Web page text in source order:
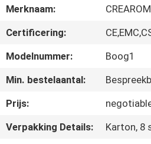
VR-
SHOW
ONS
FABRIEKSREIS
Merknaam:
Certificering:
Modelnummer:
Boog1
Min. bestelaantal:
Prijs:
Verpakking Details:
Karton, 8